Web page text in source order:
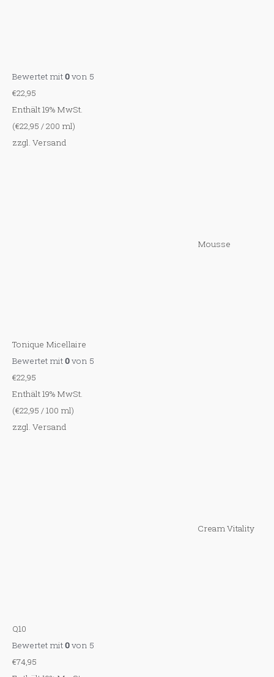
Bewertet mit0von 5
€22,95
Enthält 19% MwSt.
(€22,95 / 200 ml)
zzgl. Versand
Mousse
Tonique Micellaire
Bewertet mit0von 5
€22,95
Enthält 19% MwSt.
(€22,95 / 100 ml)
zzgl. Versand
Cream Vitality
Q10
Bewertet mit0von 5
€74,95